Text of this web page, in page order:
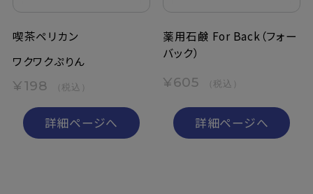
喫茶ペリカン
ワクワクぷりん
¥198 （税込）
詳細ページへ
薬用石鹸 For Back（フォー
バック）
¥605 （税込）
詳細ページへ